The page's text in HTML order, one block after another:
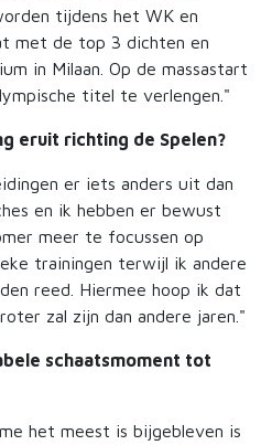
tijdens het WK en
met de top 3 dichten en
in Milaan. Op de massastart
titel te verlengen."
eruit richting de Spelen?
er iets anders uit dan
en ik hebben er bewust
meer te focussen op
trainingen terwijl ik andere
reed. Hiermee hoop ik dat
zal zijn dan andere jaren."
schaatsmoment tot
het meest is bijgebleven is